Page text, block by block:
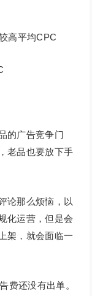
高平均CPC
的广告竞争门
老品也要放下手
论那么烦恼，以
化运营，但是会
架，就会面临一
费还没有出单。